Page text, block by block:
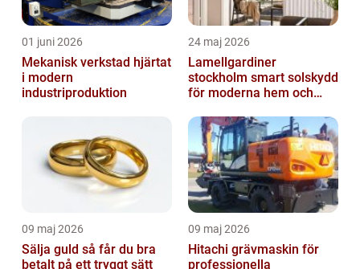
01 juni 2026
Mekanisk verkstad hjärtat
i modern
industriproduktion
24 maj 2026
Lamellgardiner
stockholm smart solskydd
för moderna hem och
09 maj 2026
Sälja guld så får du bra
betalt på ett tryggt sätt
09 maj 2026
Hitachi grävmaskin för
professionella